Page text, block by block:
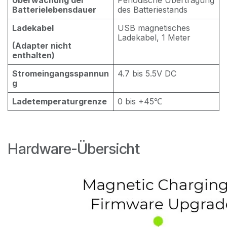
Batterielebensdauer
des Batteriestands
Ladekabel
(Adapter nicht
enthalten)
USB magnetisches
Ladekabel, 1 Meter
Stromeingangsspannun
g
4.7 bis 5.5V DC
Ladetemperaturgrenze 0 bis +45℃
Hardware-Übersicht